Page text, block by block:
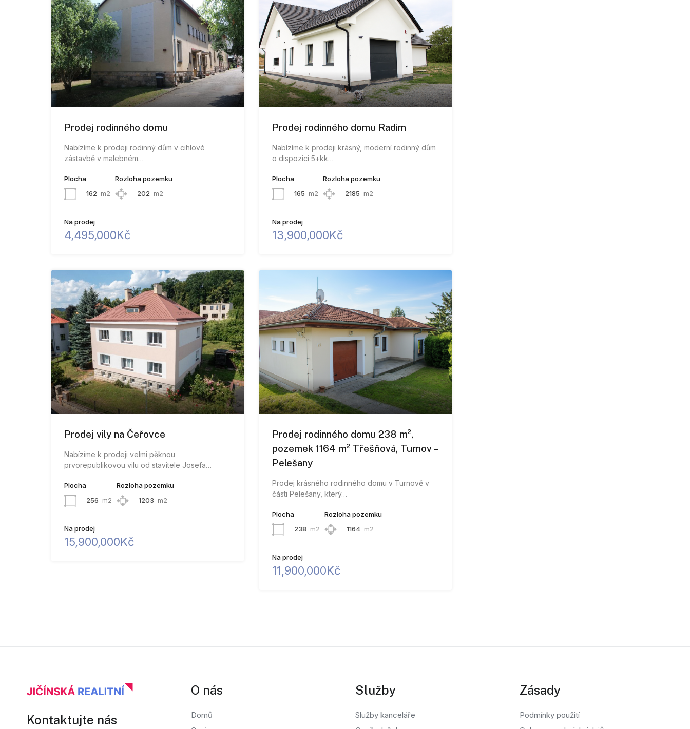
Prodej rodinného domu
Nabízíme k prodeji rodinný dům v cihlové
zástavbě v malebném…
Plocha
162 m2
Rozloha pozemku
202 m2
Na prodej
4,495,000Kč
Prodej rodinného domu Radim
Nabízíme k prodeji krásný, moderní rodinný dům
o dispozici 5+kk…
Plocha
165 m2
Rozloha pozemku
2185 m2
Na prodej
13,900,000Kč
Prodej vily na Čeřovce
Nabízíme k prodeji velmi pěknou
prvorepublikovou vilu od stavitele Josefa…
Plocha
256 m2
Rozloha pozemku
1203 m2
Na prodej
15,900,000Kč
Prodej rodinného domu 238 m²,
pozemek 1164 m² Třešňová, Turnov –
Pelešany
Prodej krásného rodinného domu v Turnově v
části Pelešany, který…
Plocha
238 m2
Rozloha pozemku
1164 m2
Na prodej
11,900,000Kč
Kontaktujte nás
O nás
Domů
Služby
Služby kanceláře
Zásady
Podmínky použití